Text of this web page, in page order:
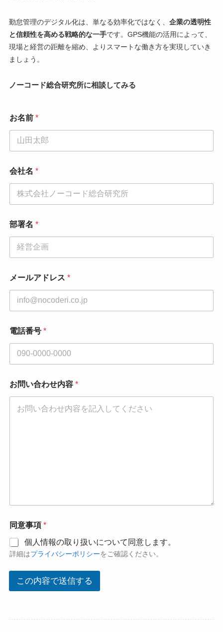
勤怠管理のデジタル化は、単なる効率化ではなく、 企業の透明性
と信頼性を高める戦略的な一手です。GPS機能の活用によって、
現場と経営の距離を縮め、よりスマートな働き方を実現していき
ましょう。
ノーコード総合研究所に相談してみる
お名前 *
問
い
内
容
*
ー
ア
会社名 *
部署名 *
メールアドレス *
電話番号 *
お問い合わせ内容 *
同意事項 *
個人情報の取り扱いについて同意します。
詳細はプライバシーポリシーをご確認ください。
この内容で送信する